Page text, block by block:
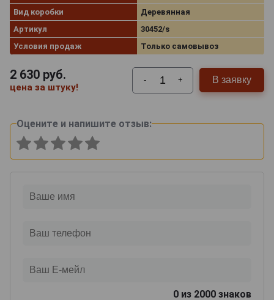
Вид коробки
Деревянная
Артикул
30452/s
Условия продаж
Только самовывоз
2 630 руб.
цена за штуку!
- + В заявку
Оцените и напишите отзыв:
0 из 2000 знаков